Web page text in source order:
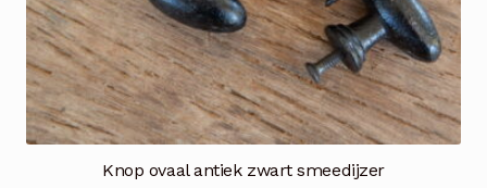
Knop ovaal antiek zwart smeedijzer